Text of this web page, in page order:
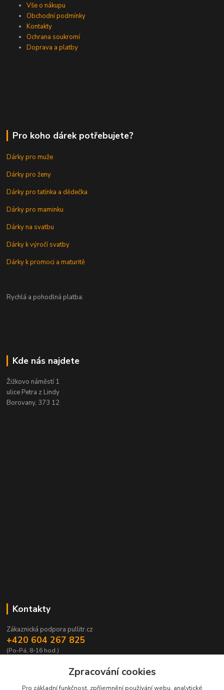
Vše o nákupu
Obchodní podmínky
Kontakty
Ochrana soukromí
Doprava a platby
Pro koho dárek potřebujete?
Dárky pro muže
Dárky pro ženy
Dárky pro tatínka a dědečka
Dárky pro maminku
Dárky na svatbu
Dárky k výročí svatby
Dárky k promoci a maturitě
Rychlá a pohodlná platba:
Kde nás najdete
Žižkovo náměstí 1
ulice Petra z Lindy
Borovany, 373 12
Kontakty
Zákaznická podpora pullitr.cz
+420 604 267 825
(Po-Pá, 8-16 hod.)
Zpracování cookies
Pro základní funkčnost, zpříjemnění používání webu, analytické